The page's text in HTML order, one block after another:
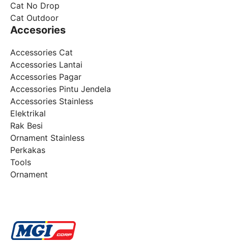
Cat No Drop
Cat Outdoor
Accesories
Accessories Cat
Accessories Lantai
Accessories Pagar
Accessories Pintu Jendela
Accessories Stainless
Elektrikal
Rak Besi
Ornament Stainless
Perkakas
Tools
Ornament